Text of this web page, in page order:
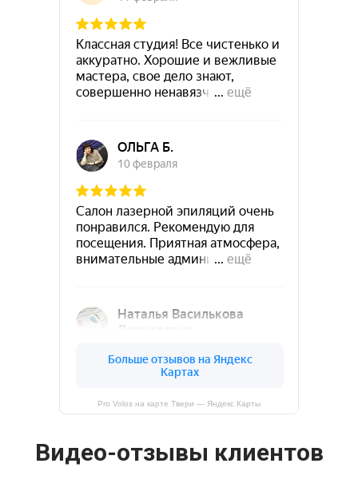
Pro Volos на карте Твери — Яндекс Карты
Видео-отзывы клиентов